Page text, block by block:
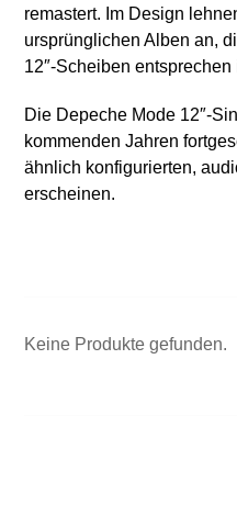
remastert. Im Design
ursprünglichen Alben an,
12″-Scheiben
Die Depeche Mode 12″-
kommenden Jahren
ähnlich konfigurierten,
erscheinen.
Keine Produkte gefunden.